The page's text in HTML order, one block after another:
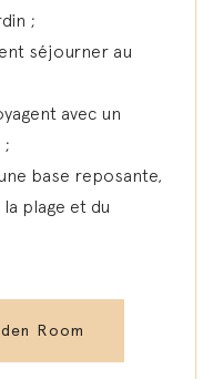
;
séjourner au
avec un
;
base reposante,
plage et du
Room